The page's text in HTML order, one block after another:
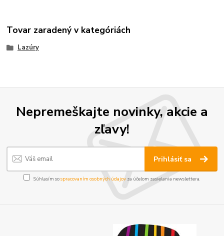
Tovar zaradený v kategóriách
Lazúry
Nepremeškajte novinky, akcie a
zľavy!
Prihlásiť sa
Súhlasím sospracovaním osobných údajov za účelom zasielania newslettera.